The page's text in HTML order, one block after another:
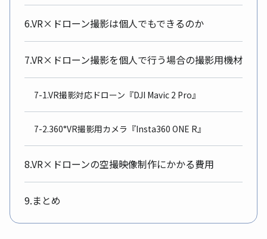
6.VR×ドローン撮影は個人でもできるのか
7.VR×ドローン撮影を個人で行う場合の撮影用機材
7-1.VR撮影対応ドローン『DJI Mavic 2 Pro』
7-2.360°VR撮影用カメラ『Insta360 ONE R』
8.VR×ドローンの空撮映像制作にかかる費用
9.まとめ